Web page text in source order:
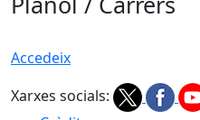
Accedeix
Xarxes socials: